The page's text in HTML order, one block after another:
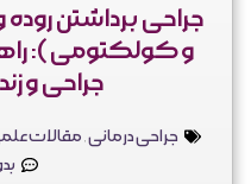
جراحی برداشتن
و کولکتومی):
جراحی و
جراحی درمانی,مقالات